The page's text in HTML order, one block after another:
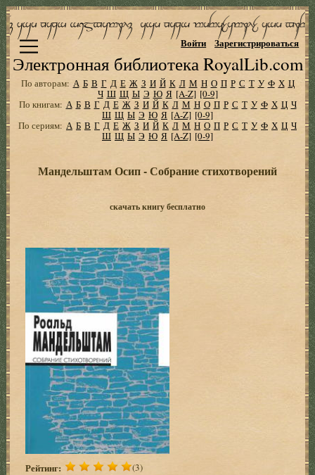
Электронная библиотека RoyalLib.com
Войти Зарегистрироваться
По авторам: А Б В Г Д Е Ж З И Й К Л М Н О П Р С Т У Ф Х Ц
Ч Ш Щ Ы Э Ю Я [A-Z] [0-9]
По книгам: А Б В Г Д Е Ж З И Й К Л М Н О П Р С Т У Ф Х Ц Ч
Ш Щ Ы Э Ю Я [A-Z] [0-9]
По сериям: А Б В Г Д Е Ж З И Й К Л М Н О П Р С Т У Ф Х Ц Ч
Ш Щ Ы Э Ю Я [A-Z] [0-9]
Мандельштам Осип - Собрание стихотворений
скачать книгу бесплатно
Рейтинг: (3)